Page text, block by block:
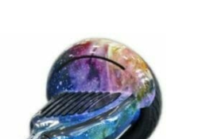
460.16€
(900.00
лв.).
(319.00
лв.).